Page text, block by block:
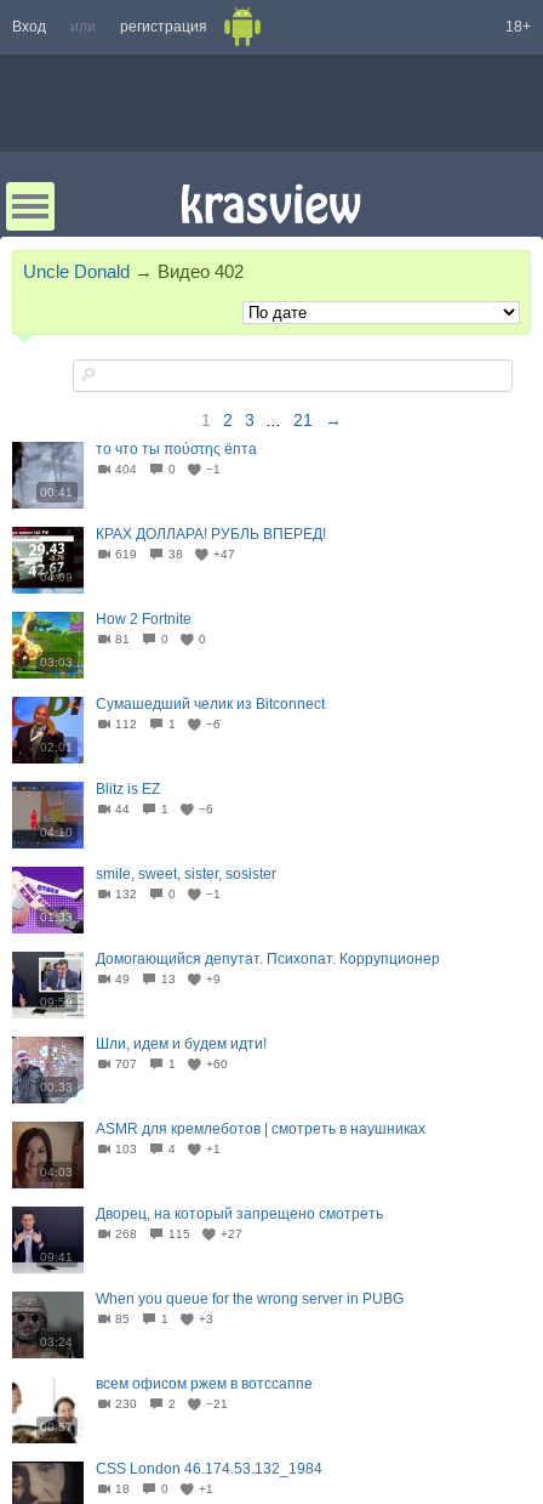
Вход или регистрация 18+
Uncle Donald → Видео 402
1 2 3 21 →
00:41
то что ты πούστης ёпта
404 0 −1
04:09
КРАХ ДОЛЛАРА! РУБЛЬ ВПЕРЕД!
619 38 +47
03:03
How 2 Fortnite
81 0 0
02:01
Сумашедший челик из Bitconnect
112 1 −6
04:10
Blitz is EZ
44 1 −6
01:33
smile, sweet, sister, sosister
132 0 −1
09:59
Домогающийся депутат. Психопат. Коррупционер
49 13 +9
00:33
Шли, идем и будем идти!
707 1 +60
04:03
ASMR для кремлеботов | смотреть в наушниках
103 4 +1
09:41
Дворец, на который запрещено смотреть
268 115 +27
03:24
When you queue for the wrong server in PUBG
85 1 +3
00:57
всем офисом ржем в вотссаппе
230 2 −21
CSS London 46.174.53.132_1984
18 0 +1